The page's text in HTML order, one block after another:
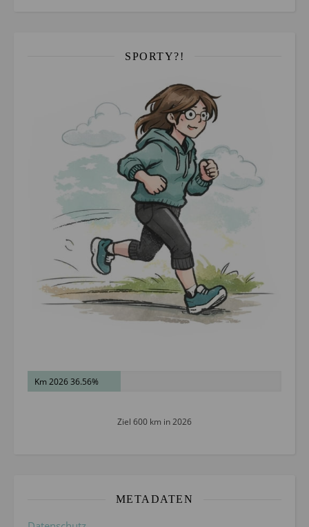
SPORTY?!
Km 2026 36.56%
Ziel 600 km in 2026
METADATEN